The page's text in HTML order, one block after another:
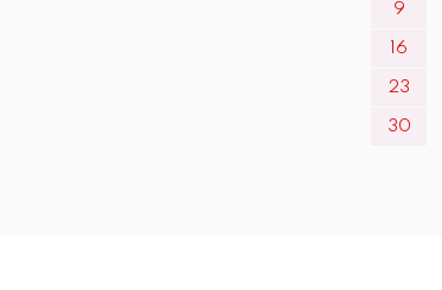
9
16
23
30